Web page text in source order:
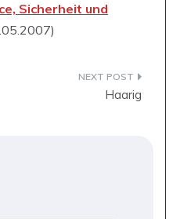
Sicherheit und
Haarig